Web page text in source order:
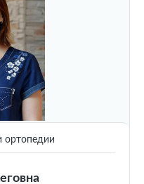
ортопедии